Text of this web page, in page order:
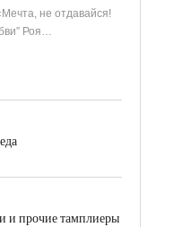
не отдавайся!
Роя…
и прочие тамплиеры